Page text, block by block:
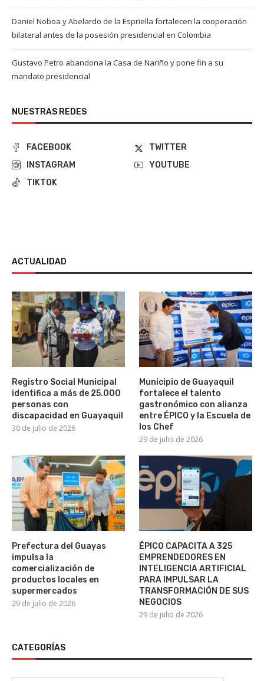
Daniel Noboa y Abelardo de la Espriella fortalecen la cooperación
bilateral antes de la posesión presidencial en Colombia
Gustavo Petro abandona la Casa de Nariño y pone fin a su
mandato presidencial
NUESTRAS REDES
FACEBOOK
TWITTER
INSTAGRAM
YOUTUBE
TIKTOK
ACTUALIDAD
Registro Social Municipal
identifica a más de 25.000
personas con
discapacidad en Guayaquil
30 de julio de 2026
Municipio de Guayaquil
fortalece el talento
gastronómico con alianza
entre ÉPICO y la Escuela de
los Chef
29 de julio de 2026
Prefectura del Guayas
impulsa la
comercialización de
productos locales en
supermercados
29 de julio de 2026
ÉPICO CAPACITA A 325
EMPRENDEDORES EN
INTELIGENCIA ARTIFICIAL
PARA IMPULSAR LA
TRANSFORMACIÓN DE SUS
NEGOCIOS
29 de julio de 2026
CATEGORÍAS